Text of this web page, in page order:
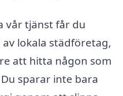
vår tjänst får du
lokala städföretag,
att hitta någon som
sparar inte bara